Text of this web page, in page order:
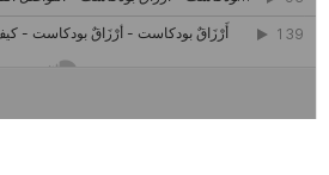
مركز جروان للثقافة والفنون | نموذج